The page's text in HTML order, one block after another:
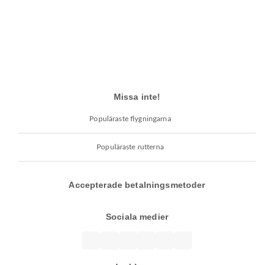
Missa inte!
Populäraste flygningarna
Populäraste rutterna
Accepterade betalningsmetoder
Sociala medier